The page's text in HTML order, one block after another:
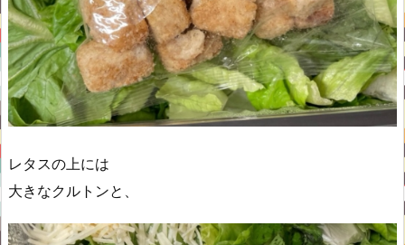
レタスの上には
大きなクルトンと、